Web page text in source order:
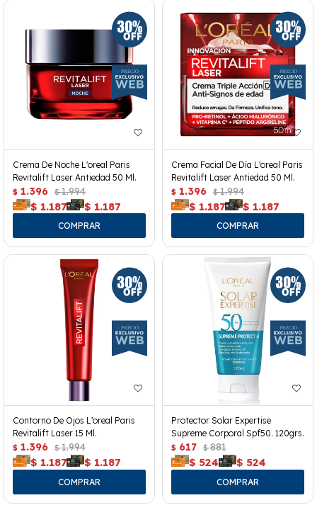
Crema De Noche L'oreal Paris
Revitalift Laser Antiedad 50 Ml.
$ 1.396 $ 1.994
$ 1.187 $ 1.187
Crema Facial De Día L'oreal Paris
Revitalift Laser Antiedad 50 Ml.
$ 1.396 $ 1.994
$ 1.187 $ 1.187
Contorno De Ojos L'oreal Paris
Revitalift Laser 15 Ml.
$ 1.396 $ 1.994
$ 1.187 $ 1.187
Protector Solar Expertise
Supreme Corporal Spf50. 120grs.
$ 617 $ 881
$ 524 $ 524